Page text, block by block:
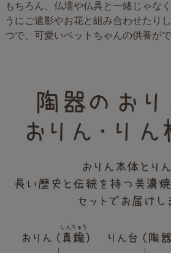
もちろん、仏壇や仏具と一緒じゃな
うにご遺影やお花と組み合わせたり
つで、可愛いペットちゃんの供養がで